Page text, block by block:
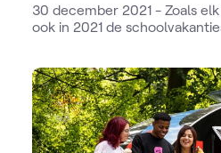
30 december 2021 - Zoals
ook in 2021 de
met de Radio 2 Top 2000 en